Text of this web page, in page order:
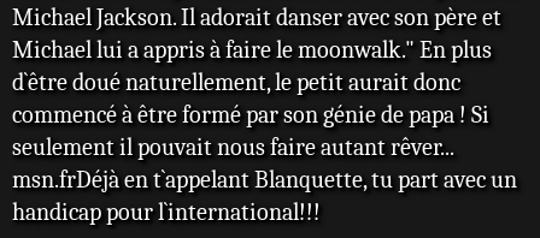
Michael Jackson. Il adorait danser avec son père et
Michael lui a appris à faire le moonwalk." En plus
d`être doué naturellement, le petit aurait donc
commencé à être formé par son génie de papa ! Si
seulement il pouvait nous faire autant rêver...
msn.frDéjà en t`appelant Blanquette, tu part avec un
handicap pour l`international!!!